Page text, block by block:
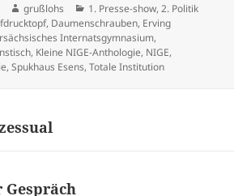
Autor
grußlohs Kategorien
1. Presse-show,2. Politik
, Daumenschrauben, Erving
Internatsgymnasium,
, Kleine NIGE-Anthologie, NIGE,
,Spukhaus Esens,Totale Institution
Gespräch